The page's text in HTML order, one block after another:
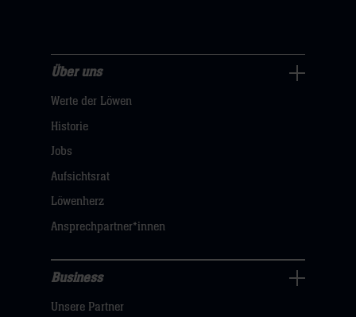
uns
Navigation
öffnen,
hier
Über uns
Werte der Löwen
Historie
Jobs
Aufsichtsrat
Löwenherz
Ansprechpartner*innen
Navigation
Business
Unsere Partner